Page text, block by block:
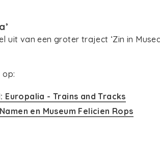
uit van een groter traject ‘Zin in
op:
Europalia - Trains and Tracks
en Museum Felicien Rops